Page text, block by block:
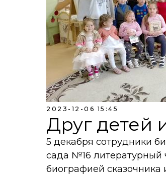
2023-12-06 15:45
Друг детей
5 декабря сотрудники
сада №16 литературный
биографией